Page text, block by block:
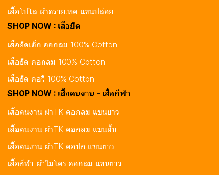
เสื้อโปโล ผ้าดรายเทค แขนปล่อย
SHOP NOW : เสื้อยืด
เสื้อยืดเด็ก คอกลม 100% Cotton
เสื้อยืด คอกลม 100% Cotton
เสื้อยืด คอวี 100% Cotton
SHOP NOW : เสื้อคนงาน - เสื้อกีฬา
เสื้อคนงาน ผ้าTK คอกลม แขนยาว
เสื้อคนงาน ผ้าTK คอกลม แขนสั้น
เสื้อคนงาน ผ้าTK คอปก แขนยาว
เสื้อกีฬา ผ้าไมโคร คอกลม แขนยาว